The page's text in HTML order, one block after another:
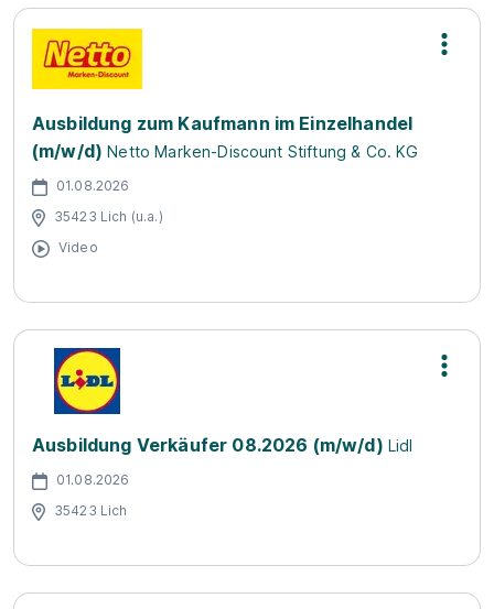
Ausbildung zum Kaufmann im Einzelhandel
(m/w/d) Netto Marken-Discount Stiftung & Co. KG
01.08.2026
35423 Lich (u.a.)
Video
Ausbildung Verkäufer 08.2026 (m/w/d) Lidl
01.08.2026
35423 Lich